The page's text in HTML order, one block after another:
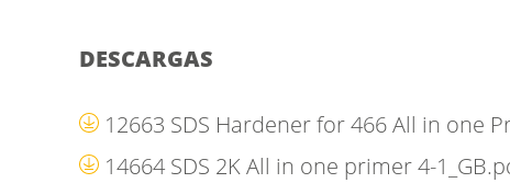
DESCARGAS
12663 SDS Hardener for 466 All in one
14664 SDS 2K All in one primer 4-